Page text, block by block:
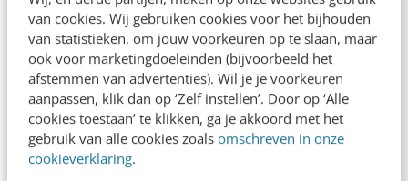
van cookies. Wij gebruiken cookies voor het bijhouden
van statistieken, om jouw voorkeuren op te slaan, maar
ook voor marketingdoeleinden (bijvoorbeeld het
afstemmen van advertenties). Wil je je voorkeuren
aanpassen, klik dan op ‘Zelf instellen’. Door op ‘Alle
cookies toestaan’ te klikken, ga je akkoord met het
gebruik van alle cookies zoals omschreven in onze
cookieverklaring.
Contact
Nieuwsbrieven
Over ons
Ons team
Werken bij